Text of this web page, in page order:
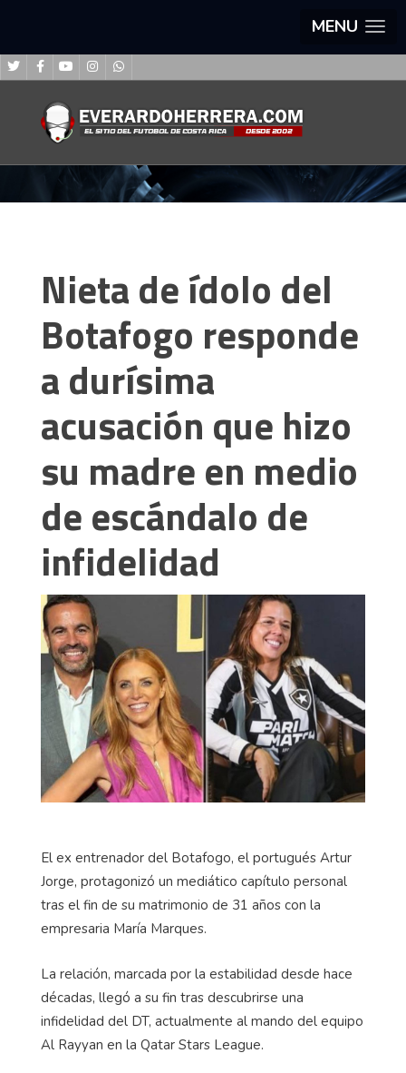
MENU
Nieta de ídolo del
Botafogo responde
a durísima
acusación que hizo
su madre en medio
de escándalo de
infidelidad
El ex entrenador del Botafogo, el portugués Artur
Jorge, protagonizó un mediático capítulo personal
tras el fin de su matrimonio de 31 años con la
empresaria María Marques.
La relación, marcada por la estabilidad desde hace
décadas, llegó a su fin tras descubrirse una
infidelidad del DT, actualmente al mando del equipo
Al Rayyan en la Qatar Stars League.